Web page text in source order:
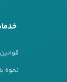
نحوه